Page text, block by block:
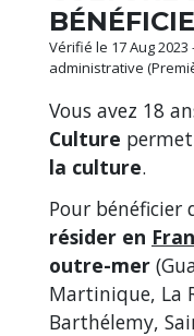
Vérifié le 17 Aug
administrative
Vous avez 18
Culture
la culture.
Pour bénéficier
résider en
outre-mer
Martinique, La
Barthélemy,